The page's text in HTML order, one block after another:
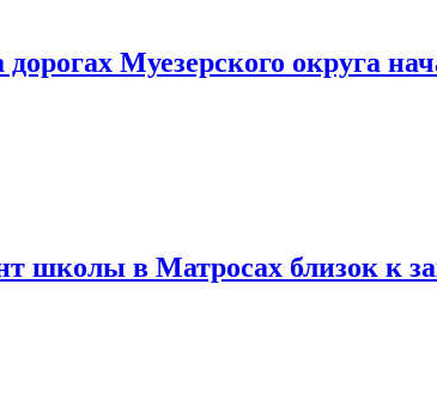
Муезерского округа
школы в Матросах близок к